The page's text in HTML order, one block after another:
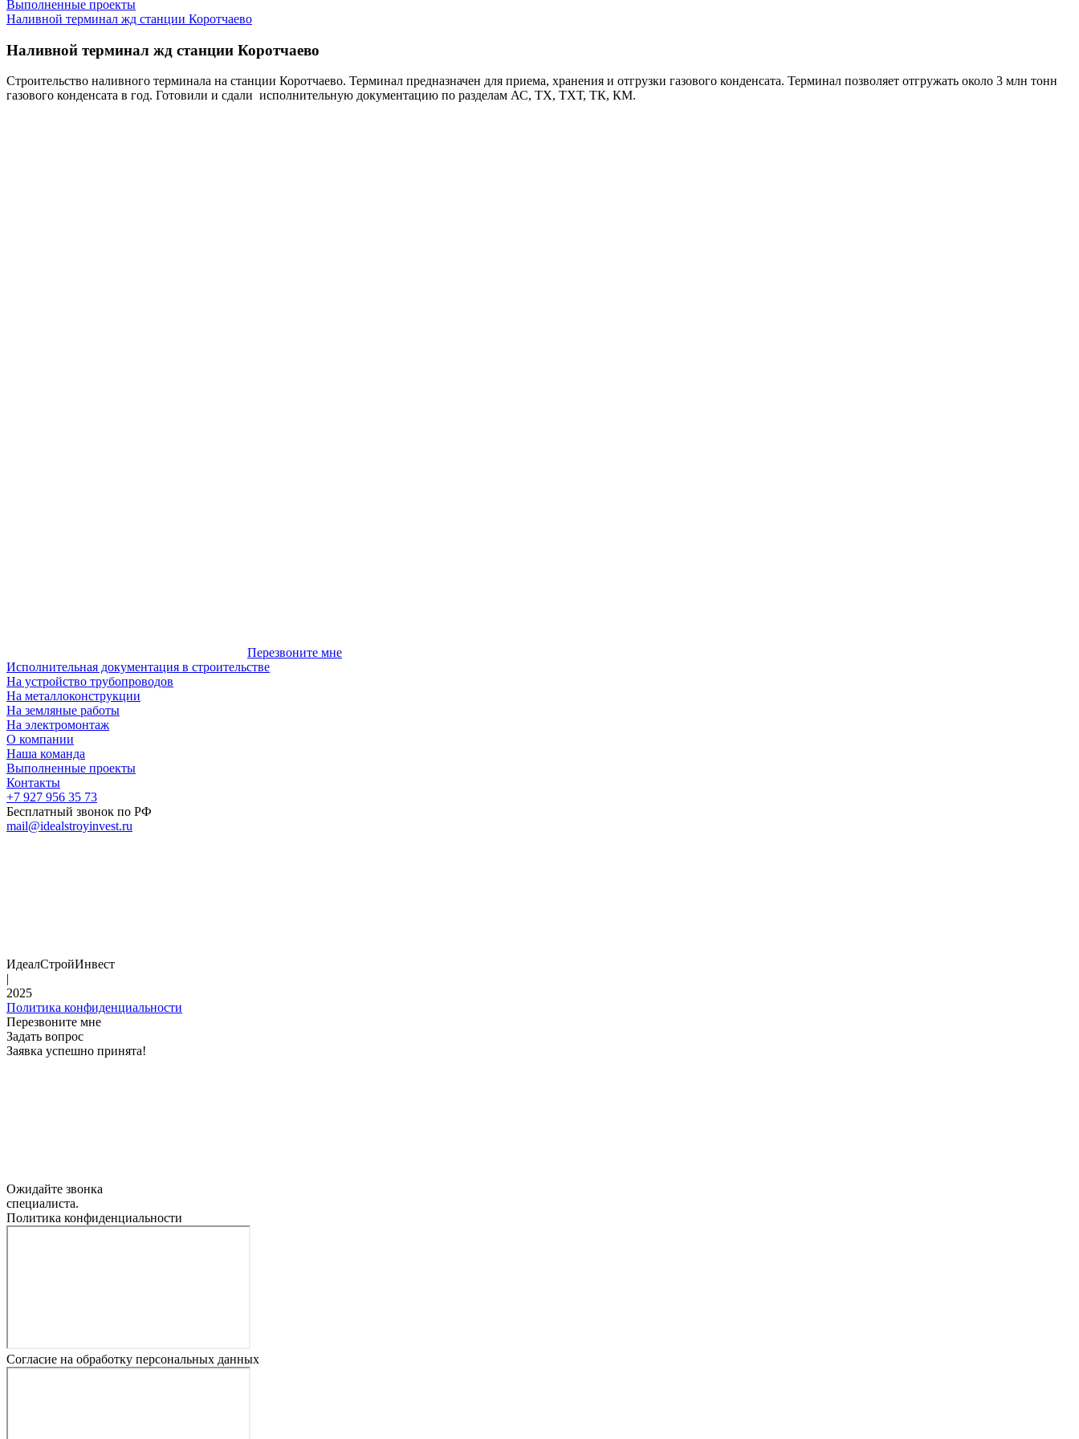
Выполненные проекты
Наливной терминал жд станции Коротчаево
Наливной терминал жд станции Коротчаево
Строительство наливного терминала на станции Коротчаево. Терминал предназначен для приема, хранения и отгрузки газового конденсата. Терминал позволяет отгружать около 3 млн тонн
газового конденсата в год. Готовили и сдали исполнительную документацию по разделам АС, ТХ, ТХТ, ТК, КМ.
Перезвоните мне
Исполнительная документация в строительстве
На устройство трубопроводов
На металлоконструкции
На земляные работы
На электромонтаж
О компании
Наша команда
Выполненные проекты
Контакты
+7 927 956 35 73
Бесплатный звонок по РФ
mail@idealstroyinvest.ru
ИдеалСтройИнвест
|
2025
Политика конфиденциальности
Перезвоните мне
Задать вопрос
Заявка успешно принята!
Ожидайте звонка
специалиста.
Политика конфиденциальности
Согласие на обработку персональных данных